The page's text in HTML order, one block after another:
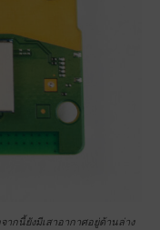
กนี้ยังมีเสาอากาศอยู่ด้านล่าง